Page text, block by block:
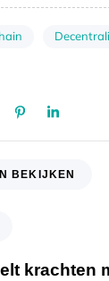
krachten
BEKIJKEN